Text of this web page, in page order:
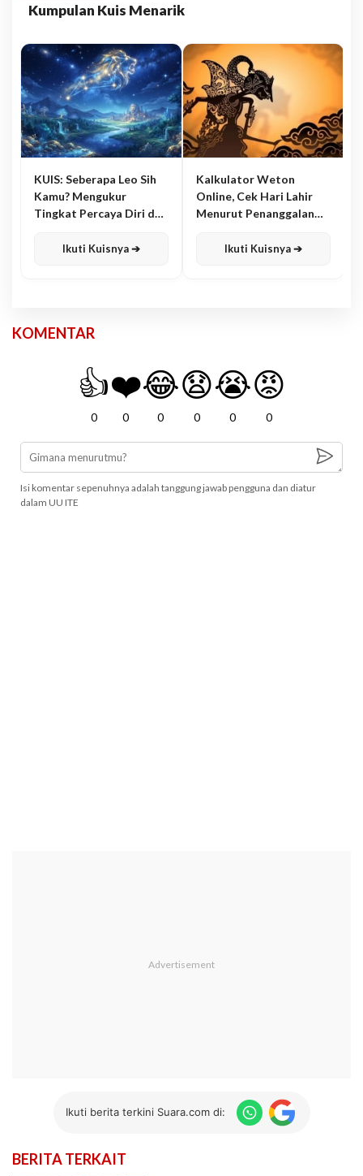
Kumpulan Kuis Menarik
KUIS: Seberapa Leo Sih
Kamu? Mengukur
Tingkat Percaya Diri dan
Ikuti Kuisnya ➔
Kalkulator Weton
Online, Cek Hari Lahir
Menurut Penanggalan
Ikuti Kuisnya ➔
KOMENTAR
👍
0
❤️
0
😂
0
😧
0
😭
0
😡
0
Isi komentar sepenuhnya adalah tanggung jawab pengguna dan diatur
dalam UU ITE
Ikuti berita terkini Suara.com di:
BERITA TERKAIT